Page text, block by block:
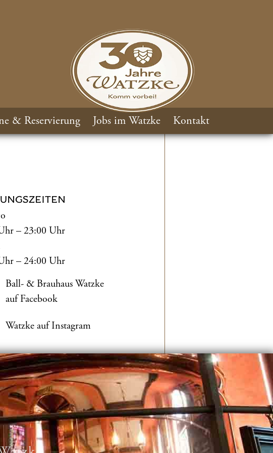
& Reservierung Jobs im Watzke Kontakt
– 23:00 Uhr
– 24:00 Uhr
Ball- & Brauhaus Watzke
auf Facebook
Watzke auf Instagram